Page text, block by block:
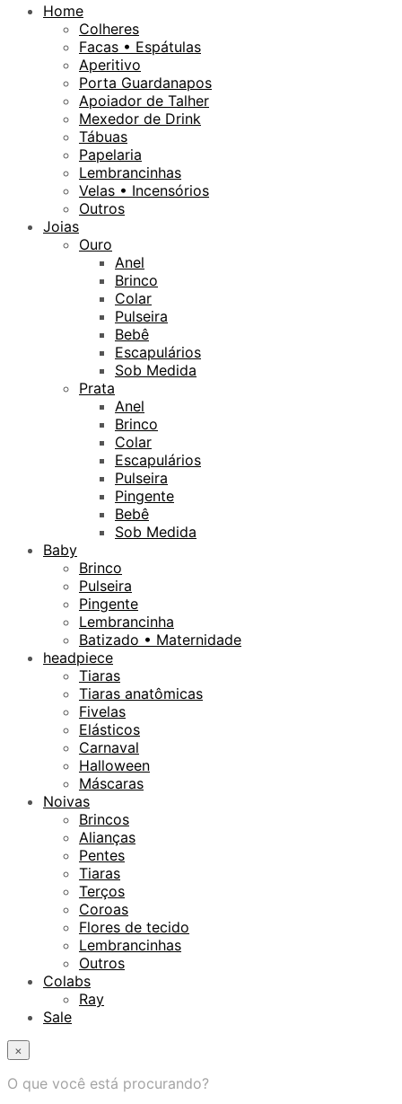
Home
Colheres
Facas • Espátulas
Aperitivo
Porta Guardanapos
Apoiador de Talher
Mexedor de Drink
Tábuas
Papelaria
Lembrancinhas
Velas • Incensórios
Outros
Joias
Ouro
Anel
Brinco
Colar
Pulseira
Bebê
Escapulários
Sob Medida
Prata
Anel
Brinco
Colar
Escapulários
Pulseira
Pingente
Bebê
Sob Medida
Baby
Brinco
Pulseira
Pingente
Lembrancinha
Batizado • Maternidade
headpiece
Tiaras
Tiaras anatômicas
Fivelas
Elásticos
Carnaval
Halloween
Máscaras
Noivas
Brincos
Alianças
Pentes
Tiaras
Terços
Coroas
Flores de tecido
Lembrancinhas
Outros
Colabs
Ray
Sale
×
O que você está procurando?